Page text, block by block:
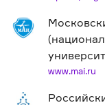
www.mai.ru